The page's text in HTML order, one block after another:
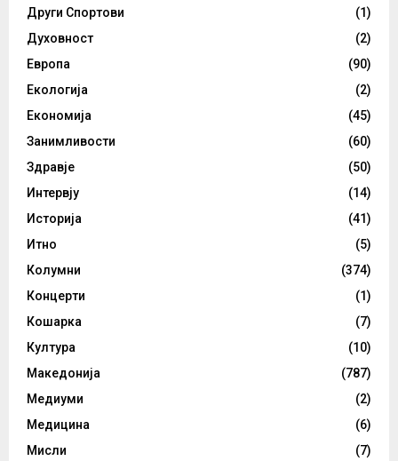
Други Спортови
(1)
Духовност
(2)
Европа
(90)
Екологија
(2)
Економија
(45)
Занимливости
(60)
Здравје
(50)
Интервју
(14)
Историја
(41)
Итно
(5)
Колумни
(374)
Концерти
(1)
Кошарка
(7)
Култура
(10)
Македонија
(787)
Медиуми
(2)
Медицина
(6)
Мисли
(7)